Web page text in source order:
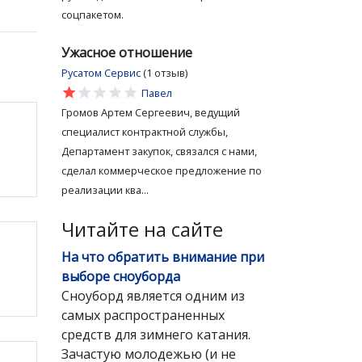
соцпакетом.
Ужасное отношение
Русатом Сервис (1 отзыв)
star
star
star
star
star
Павел
Громов Артем Сергеевич, ведущий
специалист контрактной службы,
Департамент закупок, связался с нами,
сделал коммерческое предложение по
реализации ква...
Читайте на сайте
На что обратить внимание при
выборе сноуборда
Сноуборд является одним из
самых распространенных
средств для зимнего катания.
Зачастую молодежью (и не